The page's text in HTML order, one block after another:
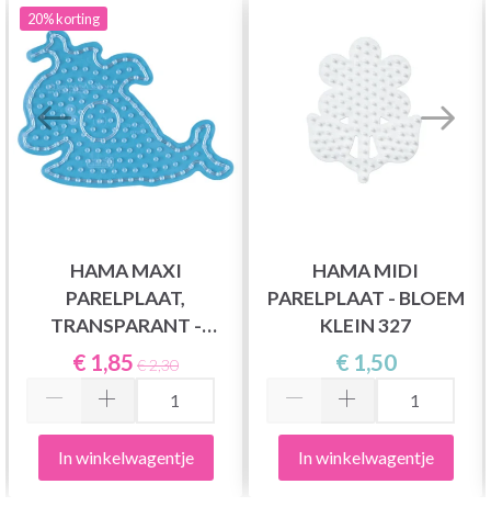
20%korting
HAMA MAXI
PARELPLAAT,
TRANSPARANT -
WALVIS 8209
€ 1,85 € 2,30
In winkelwagentje
HAMA MIDI
PARELPLAAT - BLOEM
KLEIN 327
€ 1,50
In winkelwagentje